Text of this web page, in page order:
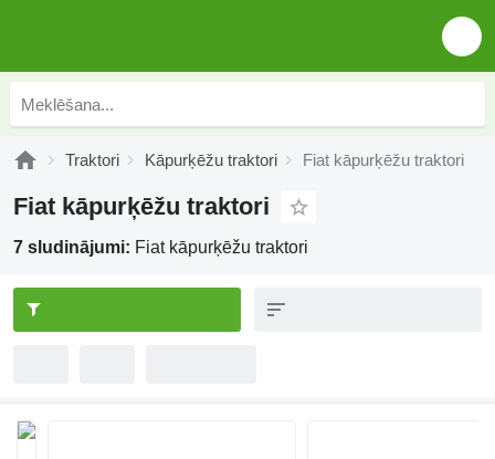
Traktori Kāpurķēžu traktori Fiat kāpurķēžu traktori
Fiat kāpurķēžu traktori
7 sludinājumi: Fiat kāpurķēžu traktori